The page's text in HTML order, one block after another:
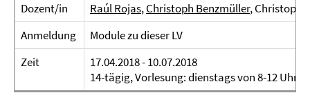
Dozent/in
Raúl Rojas,Christoph Benzmüller, Christoph
Anmeldung
Module zu dieser LV
Zeit
17.04.2018 - 10.07.2018
14-tägig, Vorlesung: dienstags von 8-12 Uhr;